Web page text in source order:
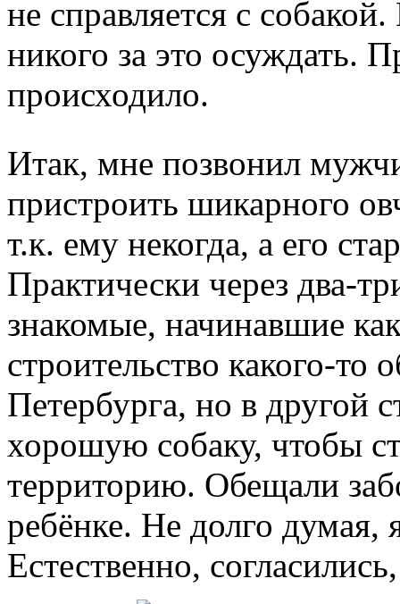
не справляется с
никого за это осуждать.
происходило.
Итак, мне позвонил
пристроить шикарного
т.к. ему некогда, а его
Практически через два-
знакомые, начинавшие
строительство какого-то
Петербурга, но в другой
хорошую собаку, чтобы
территорию. Обещали
ребёнке. Не долго думая,
Естественно,